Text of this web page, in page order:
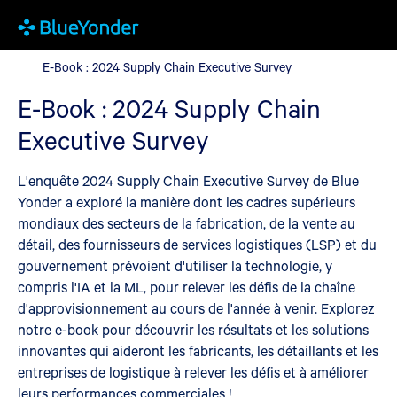
E-Book : 2024 Supply Chain Executive Survey
E-Book : 2024 Supply Chain Executive Survey
E-Book : 2024 Supply Chain
Executive Survey
L'enquête 2024 Supply Chain Executive Survey de Blue
Yonder a exploré la manière dont les cadres supérieurs
mondiaux des secteurs de la fabrication, de la vente au
détail, des fournisseurs de services logistiques (LSP) et du
gouvernement prévoient d'utiliser la technologie, y
compris l'IA et la ML, pour relever les défis de la chaîne
d'approvisionnement au cours de l'année à venir. Explorez
notre e-book pour découvrir les résultats et les solutions
innovantes qui aideront les fabricants, les détaillants et les
entreprises de logistique à relever les défis et à améliorer
leurs performances commerciales !